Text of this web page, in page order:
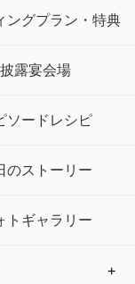
ングプラン・特典
披露宴会場
ソードレシピ
のストーリー
トギャラリー